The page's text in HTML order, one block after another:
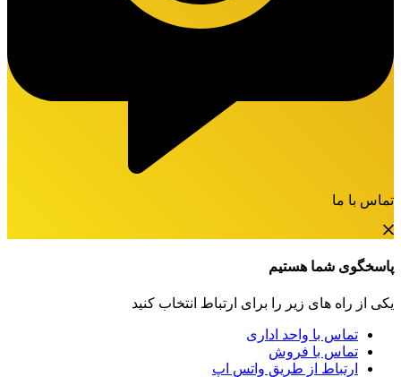
تماس با ما
پاسخگوی شما هستیم
یکی از راه های زیر را برای ارتباط انتخاب کنید
تماس با واحد اداری
تماس با فروش
ارتباط از طریق واتس اپ